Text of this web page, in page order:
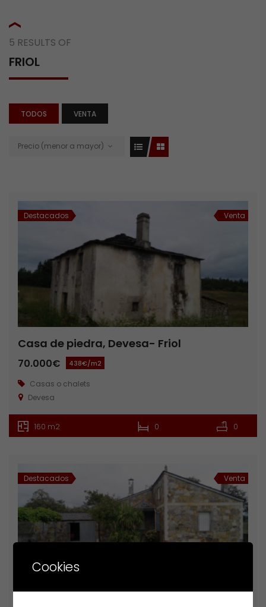
5 RESULTS OF
FRIOL
TODOS VENTA
Precio (menor a mayor)
Destacados Venta
Casa de piedra, Devesa- Friol
70.000€ 438€/m2
Casas o chalets
Devesa
160 m2 0 0
Destacados Venta
Cookies